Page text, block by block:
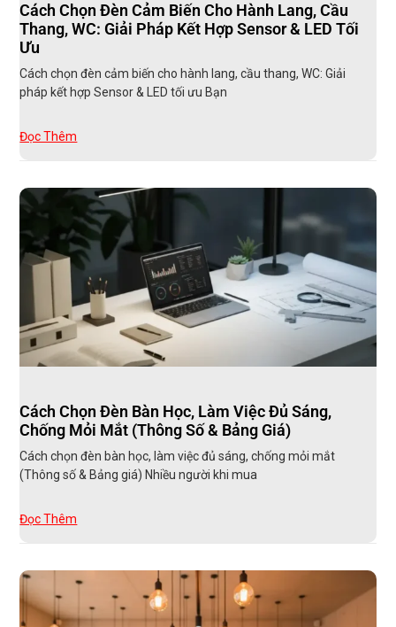
Cách Chọn Đèn Cảm Biến Cho Hành Lang, Cầu
Thang, WC: Giải Pháp Kết Hợp Sensor & LED Tối
Ưu
Cách chọn đèn cảm biến cho hành lang, cầu thang, WC: Giải
pháp kết hợp Sensor & LED tối ưu Bạn
Đọc Thêm
Cách Chọn Đèn Bàn Học, Làm Việc Đủ Sáng,
Chống Mỏi Mắt (Thông Số & Bảng Giá)
Cách chọn đèn bàn học, làm việc đủ sáng, chống mỏi mắt
(Thông số & Bảng giá) Nhiều người khi mua
Đọc Thêm